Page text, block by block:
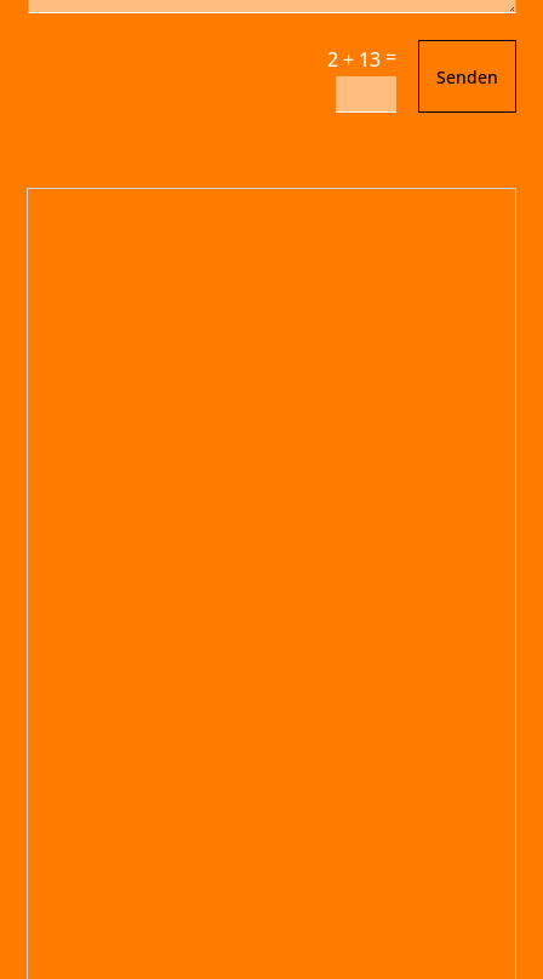
2 + 13=
Senden